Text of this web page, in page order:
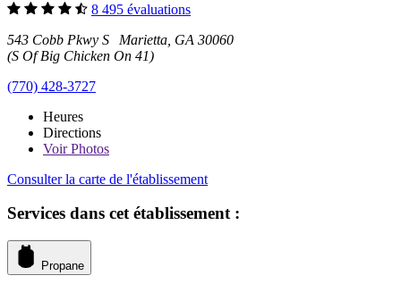
8 495 évaluations
543 Cobb Pkwy S Marietta, GA 30060
(S Of Big Chicken On 41)
(770) 428-3727
Heures
Directions
VoirPhotos
Consulter la carte de l'établissement
Services dans cet établissement :
Propane